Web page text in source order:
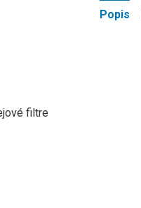
Popis
filtre